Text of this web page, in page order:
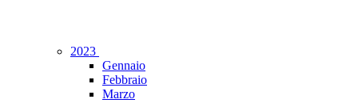
2023
Gennaio
Febbraio
Marzo